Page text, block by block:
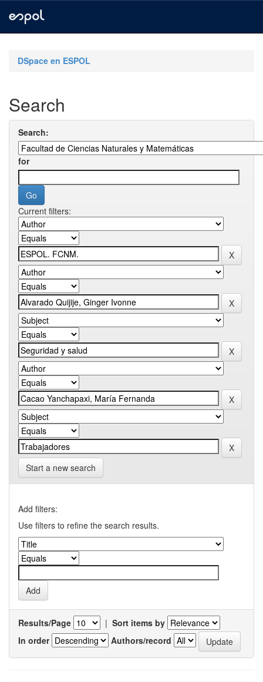
navigationDSpace en ESPOL
Search
Search:
for
Current filters:
Start a new search
Add filters:
Use filters to refine the search results.
Results/Page | Sort items by
In order
Authors/record